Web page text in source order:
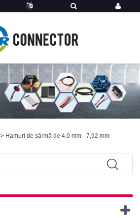
> Hamuri de sârmă de 4,0 mm - 7,92 mm